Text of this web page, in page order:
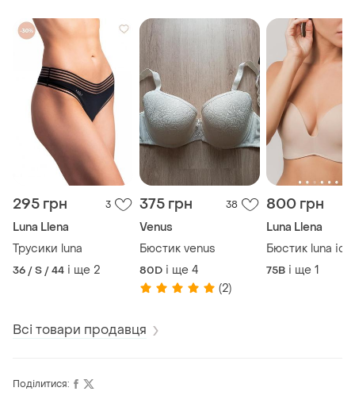
295 грн 3
Luna Llena
Трусики luna
36 / S / 44 і ще 2
375 грн 38
Venus
Бюстик venus
80D і ще 4
(2)
800 грн
Luna Llena
Бюстик luna
75B і ще 1
Всі товари продавця
Поділитися: